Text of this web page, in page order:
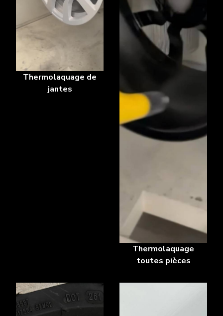
Thermolaquage de
jantes
Thermolaquage
toutes pièces